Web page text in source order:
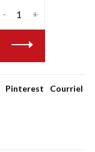
+
-
Pinterest Courriel